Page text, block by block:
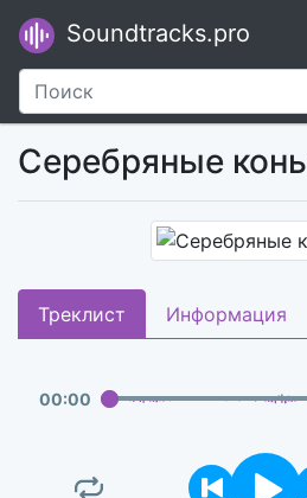
Soundtracks.pro
Серебряные
Треклист Информация
00:00